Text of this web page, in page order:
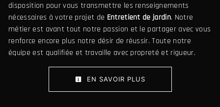
disposition pour vous transmettre les renseignements
nécessaires à votre projet de Entretient de jardin. Notre
métier est avant tout notre passion et le partager avec vous
renforce encore plus notre désir de réussir. Toute notre
équipe est qualifiée et travaille avec propreté et rigueur.
EN SAVOIR PLUS